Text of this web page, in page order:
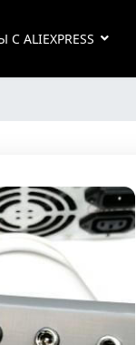
ALIEXPRESS